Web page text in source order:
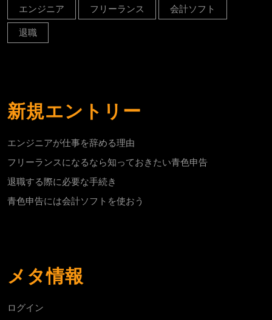
エンジニア フリーランス 会計ソフト
退職
新規エントリー
エンジニアが仕事を辞める理由
フリーランスになるなら知っておきたい青色申告
退職する際に必要な手続き
青色申告には会計ソフトを使おう
メタ情報
ログイン